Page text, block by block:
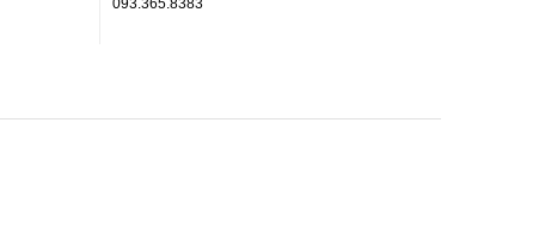
093.365.8383